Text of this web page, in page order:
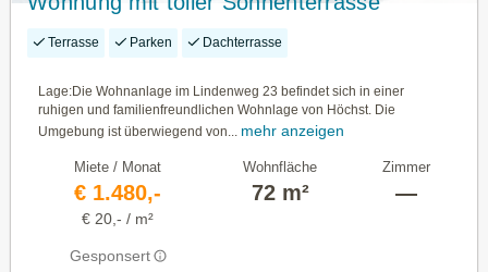
Terrasse Parken Dachterrasse
Lage:Die Wohnanlage im Lindenweg 23 befindet sich in einer
ruhigen und familienfreundlichen Wohnlage von Höchst. Die
Umgebung ist überwiegend von... mehr anzeigen
Miete / Monat
€ 1.480,-
€ 20,- / m²
Gesponsert
Wohnfläche
72 m²
Zimmer
—